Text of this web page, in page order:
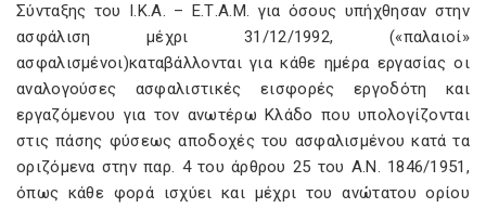
Σύνταξης του Ι.Κ.Α. – Ε.Τ.Α.Μ. για όσους υπήχθησαν στην
ασφάλιση μέχρι 31/12/1992, («παλαιοί»
ασφαλισμένοι)καταβάλλονται για κάθε ημέρα εργασίας οι
αναλογούσες ασφαλιστικές εισφορές εργοδότη και
εργαζόμενου για τον ανωτέρω Κλάδο που υπολογίζονται
στις πάσης φύσεως αποδοχές του ασφαλισμένου κατά τα
οριζόμενα στην παρ. 4 του άρθρου 25 του Α.Ν. 1846/1951,
όπως κάθε φορά ισχύει και μέχρι του ανώτατου ορίου